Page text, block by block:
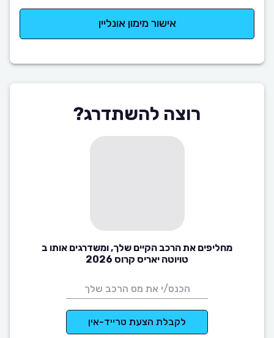
אישור מימון אונליין
רוצה להשתדרג?
מחליפים את הרכב הקיים שלך, ומשדרגים אותו ב
טויוטה יאריס קרוס 2026
לקבלת הצעת טרייד-אין